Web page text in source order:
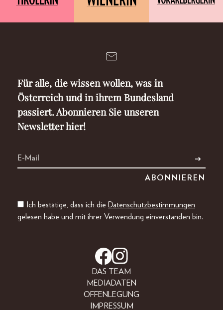
Für alle, die wissen wollen, was in
Österreich und in ihrem Bundesland
passiert. Abonnieren Sie unseren
Newsletter hier!
Ich bestätige, dass ich die Datenschutzbestimmungen
gelesen habe und mit ihrer Verwendung einverstanden bin.
DAS TEAM
MEDIADATEN
OFFENLEGUNG
IMPRESSUM